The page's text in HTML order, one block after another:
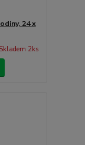
24 x
Skladem 2ks